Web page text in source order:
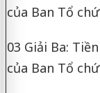
của Ban Tổ
03 Giải Ba:
của Ban Tổ